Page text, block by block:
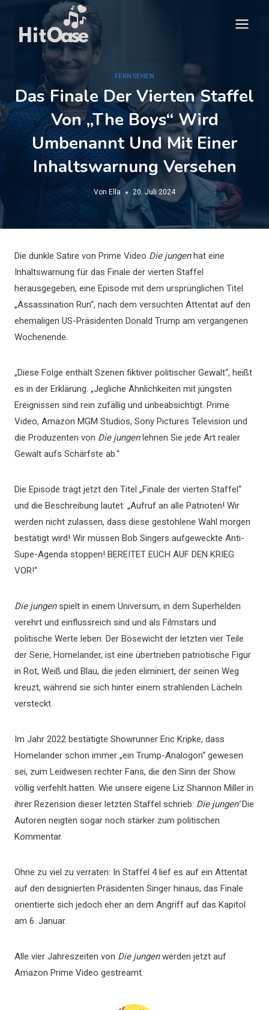
springen
FERNSEHEN
Das Finale Der Vierten Staffel
Von „The Boys“ Wird
Umbenannt Und Mit Einer
Inhaltswarnung Versehen
Von Ella 20. Juli 2024
Die dunkle Satire von Prime Video Die jungenhat eine
Inhaltswarnung für das Finale der vierten Staffel
herausgegeben, eine Episode mit dem ursprünglichen Titel
„Assassination Run“, nach dem versuchten Attentat auf den
ehemaligen US-Präsidenten Donald Trump am vergangenen
Wochenende.
„Diese Folge enthält Szenen fiktiver politischer Gewalt“, heißt
es in der Erklärung. „Jegliche Ähnlichkeiten mit jüngsten
Ereignissen sind rein zufällig und unbeabsichtigt. Prime
Video, Amazon MGM Studios, Sony Pictures Television und
die Produzenten von Die jungenlehnen Sie jede Art realer
Gewalt aufs Schärfste ab.“
Die Episode trägt jetzt den Titel „Finale der vierten Staffel“
und die Beschreibung lautet: „Aufruf an alle Patrioten! Wir
werden nicht zulassen, dass diese gestohlene Wahl morgen
bestätigt wird! Wir müssen Bob Singers aufgeweckte Anti-
Supe-Agenda stoppen! BEREITET EUCH AUF DEN KRIEG
VOR!“
Die jungenspielt in einem Universum, in dem Superhelden
verehrt und einflussreich sind und als Filmstars und
politische Werte leben. Der Bösewicht der letzten vier Teile
der Serie, Homelander, ist eine übertrieben patriotische Figur
in Rot, Weiß und Blau, die jeden eliminiert, der seinen Weg
kreuzt, während sie sich hinter einem strahlenden Lächeln
versteckt.
Im Jahr 2022 bestätigte Showrunner Eric Kripke, dass
Homelander schon immer „ein Trump-Analogon“ gewesen
sei, zum Leidwesen rechter Fans, die den Sinn der Show
völlig verfehlt hatten. Wie unsere eigene Liz Shannon Miller in
ihrer Rezension dieser letzten Staffel schrieb: Die jungen‘Die
Autoren neigten sogar noch stärker zum politischen
Kommentar.
Ohne zu viel zu verraten: In Staffel 4 lief es auf ein Attentat
auf den designierten Präsidenten Singer hinaus, das Finale
orientierte sich jedoch eher an dem Angriff auf das Kapitol
am 6. Januar.
Alle vier Jahreszeiten von Die jungenwerden jetzt auf
Amazon Prime Video gestreamt.